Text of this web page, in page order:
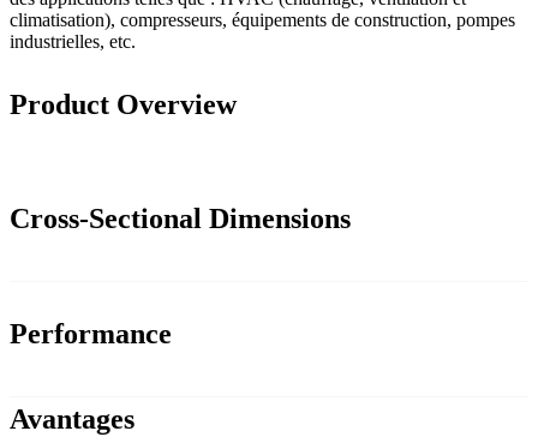
climatisation), compresseurs, équipements de construction, pompes
industrielles, etc.
Product Overview
Cross-Sectional Dimensions
Performance
Avantages